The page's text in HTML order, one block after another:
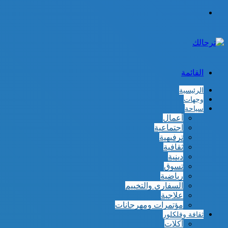
القائمة
الرئيسية
وجهات
سياحة
أعمال
اجتماعية
ترفيهية
ثقافية
دينية
تسوق
رياضية
السفاري والتخييم
علاجية
مؤتمرات ومهرجانات
ثقافة وفلكلور
أكلات